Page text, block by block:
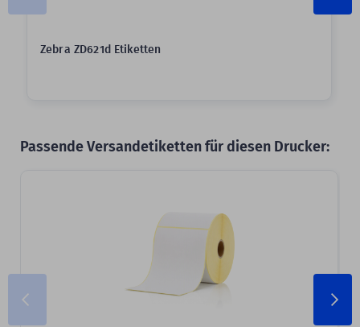
Zebra ZD621d Etiketten
Passende Versandetiketten für diesen Drucker: